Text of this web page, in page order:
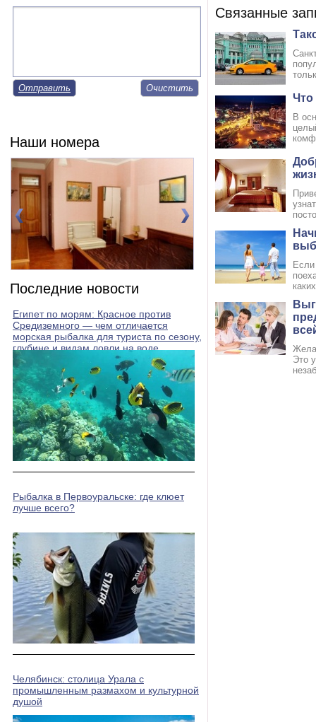
Отправить
Наши номера
Номер 3(DBL)
Последние новости
Египет по морям: Красное против
Средиземного — чем отличается
морская рыбалка для туриста по сезону,
глубине и видам ловли на воде
Рыбалка в Первоуральске: где клюет
лучше всего?
Челябинск: столица Урала с
промышленным размахом и культурной
душой
Связанные
Что
В
Это